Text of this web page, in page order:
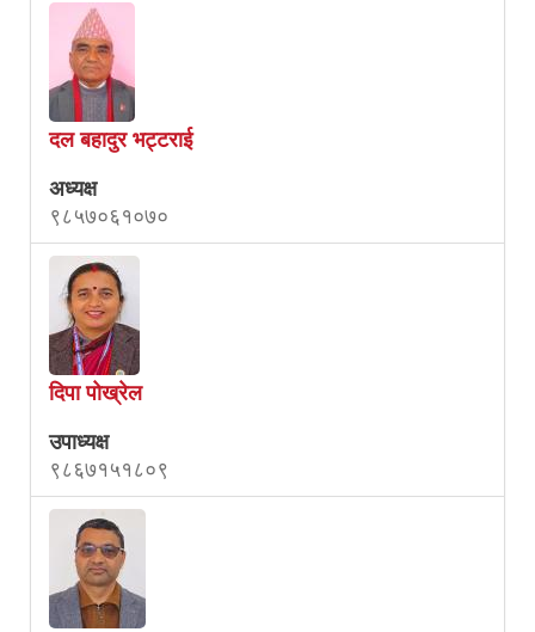
दल बहादुर भट्टराई
अध्यक्ष
९८५७०६१०७०
दिपा पोख्रेल
उपाध्यक्ष
९८६७१५१८०९